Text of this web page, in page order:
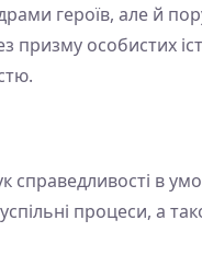
героїв, але й
особистих
в
процеси, а